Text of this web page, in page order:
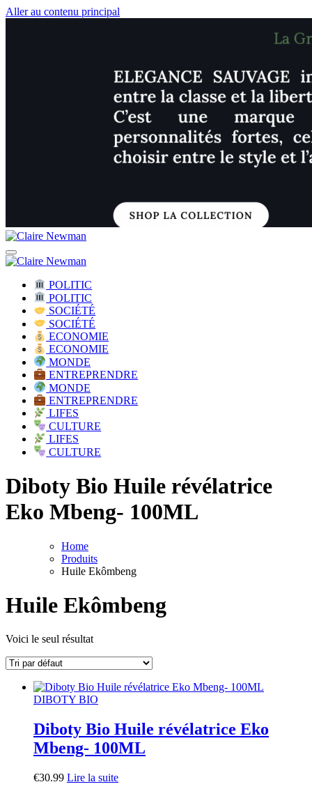
Aller au contenu principal
Claire Newman
Citoyenne Engagée I Leadership féminin
Citoyenne Engagée I Leadership féminin
POLITIC
POLITIC
SOCIÉTÉ
SOCIÉTÉ
ECONOMIE
ECONOMIE
MONDE
ENTREPRENDRE
MONDE
ENTREPRENDRE
LIFES
CULTURE
LIFES
CULTURE
Diboty Bio Huile révélatrice
Eko Mbeng- 100ML
Home
Produits
Huile Ekômbeng
Huile Ekômbeng
Voici le seul résultat
DIBOTY BIO
Diboty Bio Huile révélatrice Eko
Mbeng- 100ML
€30.99 Lire la suite